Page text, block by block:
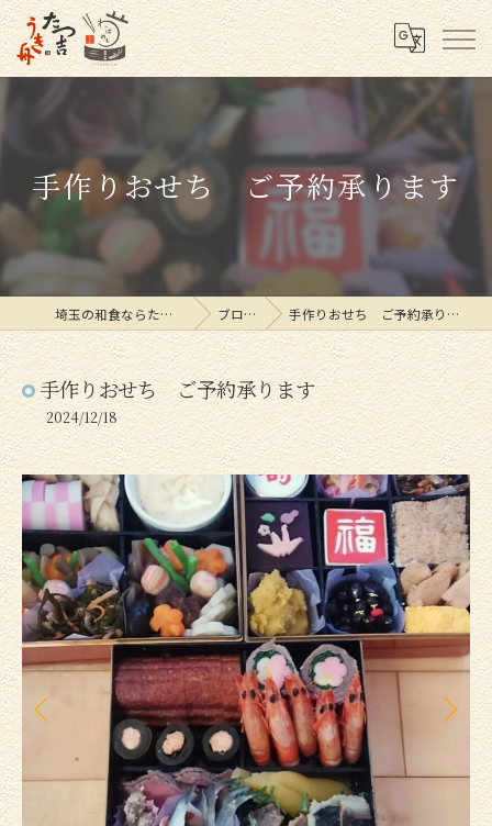
手作りおせち ご予約承ります
埼玉の和食ならたつ吉 ブログ 手作りおせち ご予約承ります
手作りおせち ご予約承ります
2024/12/18